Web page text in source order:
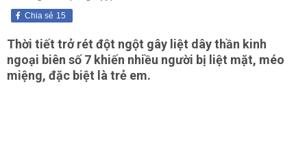
15
Chia sẻ
Thời tiết trở rét đột ngột gây liệt dây thần kinh
ngoại biên số 7 khiến nhiều người bị liệt mặt, méo
miệng, đặc biệt là trẻ em.